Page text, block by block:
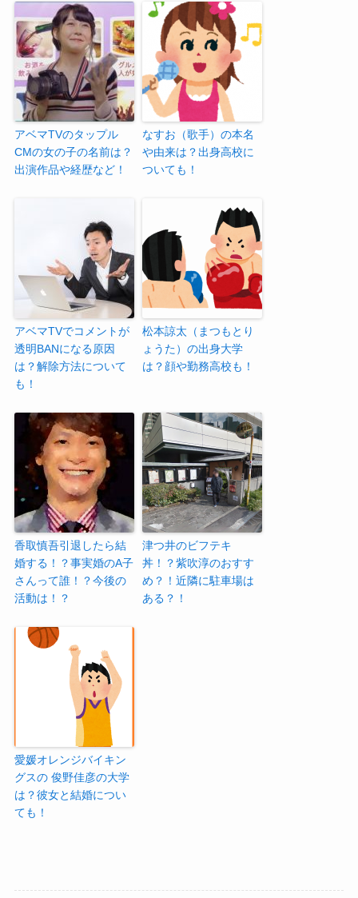
アベマTVのタップル
CMの女の子の名前は？
出演作品や経歴など！
なすお（歌手）の本名
や由来は？出身高校に
ついても！
アベマTVでコメントが
透明BANになる原因
は？解除方法について
も！
松本諒太（まつもとり
ょうた）の出身大学
は？顔や勤務高校も！
香取慎吾引退したら結
婚する！？事実婚のA子
さんって誰！？今後の
活動は！？
津つ井のビフテキ
丼！？紫吹淳のおすす
め？！近隣に駐車場は
ある？！
愛媛オレンジバイキン
グスの 俊野佳彦の大学
は？彼女と結婚につい
ても！